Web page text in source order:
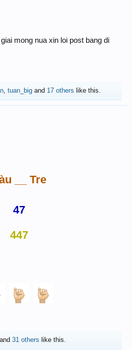
mong nua xin loi post bang di
, tuan_big and 17 others like this.
__ Tre
47
447
and 31 others like this.